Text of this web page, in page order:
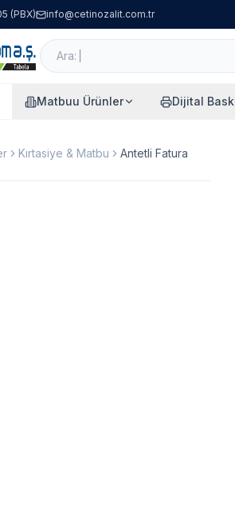
(PBX) info@cetinozalit.com.tr
Matbuu Ürünler Dijital
Kırtasiye & Matbu Antetli Fatura